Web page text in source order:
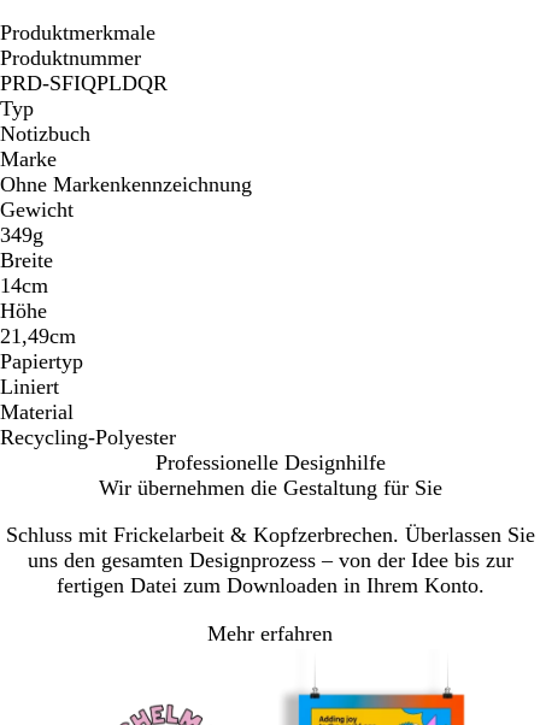
Produktmerkmale
Produktnummer
PRD-SFIQPLDQR
Typ
Notizbuch
Marke
Ohne Markenkennzeichnung
Gewicht
349g
Breite
14cm
Höhe
21,49cm
Papiertyp
Liniert
Material
Recycling-Polyester
Professionelle Designhilfe
Wir übernehmen die Gestaltung für Sie
Schluss mit Frickelarbeit & Kopfzerbrechen. Überlassen Sie
uns den gesamten Designprozess – von der Idee bis zur
fertigen Datei zum Downloaden in Ihrem Konto.
Mehr erfahren